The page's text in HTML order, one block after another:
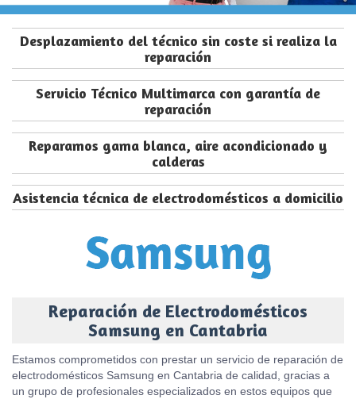
Desplazamiento del técnico sin coste si realiza la
reparación
Servicio Técnico Multimarca con garantía de
reparación
Reparamos gama blanca, aire acondicionado y
calderas
Asistencia técnica de electrodomésticos a domicilio
Reparación de Electrodomésticos
Samsung en Cantabria
Estamos comprometidos con prestar un servicio de reparación de
electrodomésticos Samsung en Cantabria de calidad, gracias a
un grupo de profesionales especializados en estos equipos que